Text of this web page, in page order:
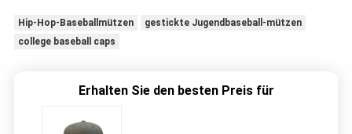
Hip-Hop-Baseballmützen
gestickte Jugendbaseball-mützen
college baseball caps
Erhalten Sie den besten Preis für